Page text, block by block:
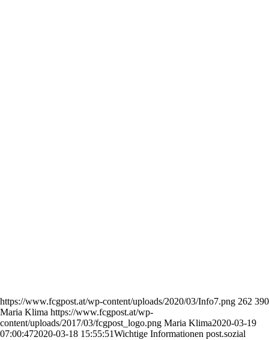
https://www.fcgpost.at/wp-content/uploads/2020/03/Info7.png 262 390
Maria Klima https://www.fcgpost.at/wp-
content/uploads/2017/03/fcgpost_logo.png Maria Klima2020-03-19
07:00:472020-03-18 15:55:51Wichtige Informationen post.sozial